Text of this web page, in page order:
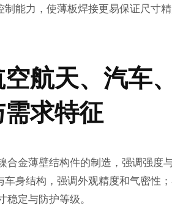
能力，使薄板焊接更易保证尺寸
航天、汽车
求特征
合金薄壁结构件的制造，强调强度
身结构，强调外观精度和气密性
定与防护等级。